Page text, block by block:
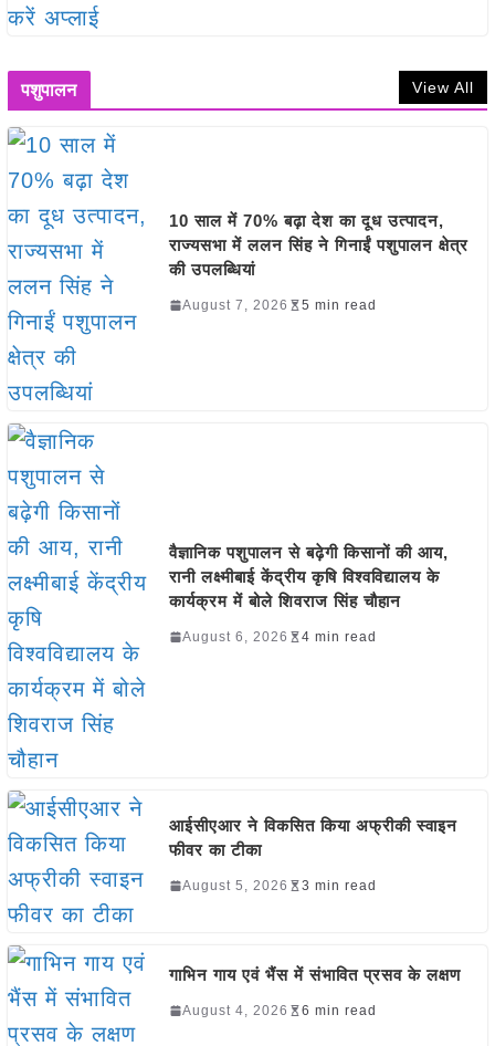
पशुपालन View All
10 साल में 70% बढ़ा देश का दूध उत्पादन,
राज्यसभा में ललन सिंह ने गिनाईं पशुपालन क्षेत्र
की उपलब्धियां
August 7, 2026 5 min read
वैज्ञानिक पशुपालन से बढ़ेगी किसानों की आय,
रानी लक्ष्मीबाई केंद्रीय कृषि विश्वविद्यालय के
कार्यक्रम में बोले शिवराज सिंह चौहान
August 6, 2026 4 min read
आईसीएआर ने विकसित किया अफ्रीकी स्वाइन
फीवर का टीका
August 5, 2026 3 min read
गाभिन गाय एवं भैंस में संभावित प्रसव के लक्षण
August 4, 2026 6 min read